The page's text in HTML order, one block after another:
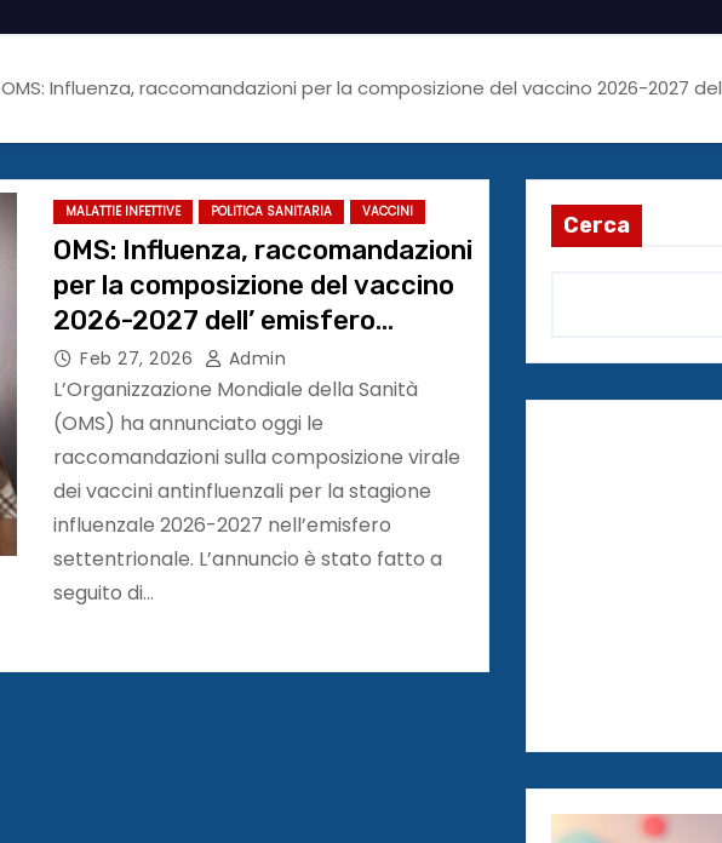
OMS: Influenza, raccomandazioni per la composizione del vaccino 2026-2027
MALATTIE INFETTIVE POLITICA SANITARIA VACCINI
OMS: Influenza, raccomandazioni
per la composizione del vaccino
2026-2027 dell’ emisfero
settentrionale
Feb 27, 2026 Admin
L’Organizzazione Mondiale della Sanità
(OMS) ha annunciato oggi le
raccomandazioni sulla composizione virale
dei vaccini antinfluenzali per la stagione
influenzale 2026-2027 nell’emisfero
settentrionale. L’annuncio è stato fatto a
seguito di…
Cerca